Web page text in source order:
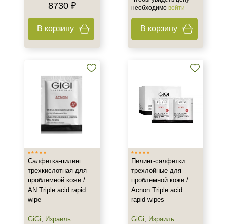
8730 ₽
В корзину
необходимо войти
В корзину
Салфетка-пилинг
трехкислотная для
проблемной кожи /
AN Triple acid rapid
wipe
GiGi, Израиль
Пилинг-салфетки
трехлойные для
проблемной кожи /
Acnon Triple acid
rapid wipes
GiGi, Израиль